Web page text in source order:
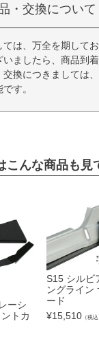
・交換について
は、万全を期して
ましたら、商品到
交換につきましては
す。
こんな商品も見
ーシ
トカ
S15 シルビ
ングライン
ード
¥15,510 （税込